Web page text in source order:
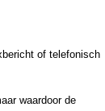
of telefonisch
waardoor de